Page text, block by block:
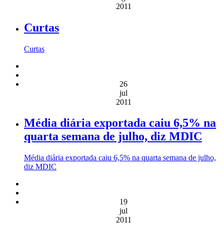
2011
Curtas
Curtas
26
jul
2011
Média diária exportada caiu 6,5% na
quarta semana de julho, diz MDIC
Média diária exportada caiu 6,5% na quarta semana de julho,
diz MDIC
19
jul
2011